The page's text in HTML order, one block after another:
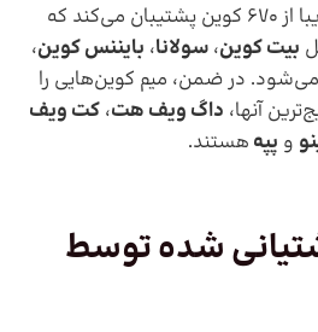
در حال حاضر، ال بانک تقریبا از 670 کوین پشتیبان می‌کند که
بیت کوین، سولانا، بایننس کوین،
می‌شود. در ضمن، میم کوین‌هایی را
آنها، داگ ویف هت، کت ویف
و پپه هستند.
شده توسط